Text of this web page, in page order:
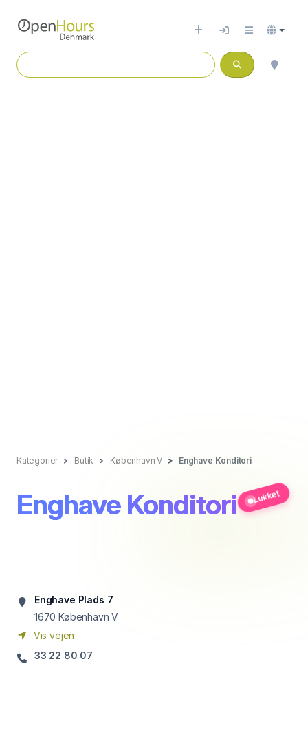
Kategorier Butik København V Enghave Konditori
Enghave Konditori Lukket
Enghave Plads 7
1670 København V
Vis vejen
33 22 80 07